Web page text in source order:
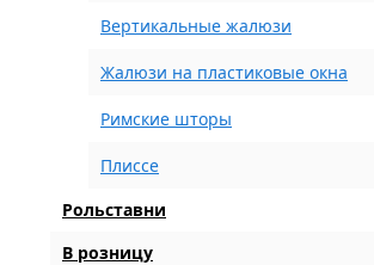
Вертикальные жалюзи
Жалюзи на пластиковые окна
Римские шторы
Плиссе
Рольставни
В розницу